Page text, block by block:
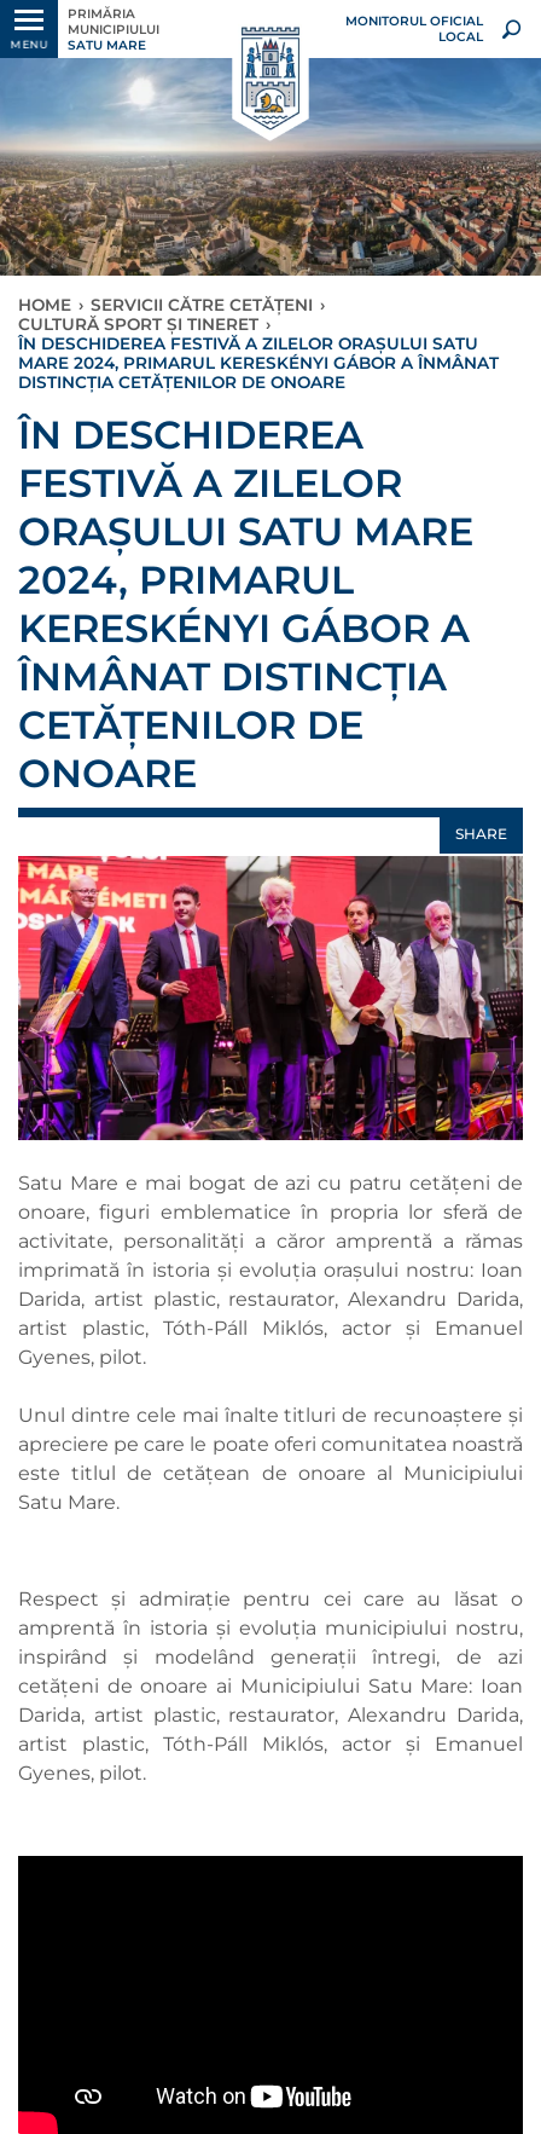
MENU
PRIMĂRIA
MUNICIPIULUI
SATU MARE
MONITORUL OFICIAL
LOCAL
HOME › SERVICII CĂTRE CETĂȚENI ›
CULTURĂ SPORT ȘI TINERET ›
ÎN DESCHIDEREA FESTIVĂ A ZILELOR ORAȘULUI SATU
MARE 2024, PRIMARUL KERESKÉNYI GÁBOR A ÎNMÂNAT
DISTINCȚIA CETĂȚENILOR DE ONOARE
ÎN DESCHIDEREA
FESTIVĂ A ZILELOR
ORAȘULUI SATU MARE
2024, PRIMARUL
KERESKÉNYI GÁBOR A
ÎNMÂNAT DISTINCȚIA
CETĂȚENILOR DE
ONOARE
SHARE
Satu Mare e mai bogat de azi cu patru cetățeni de
onoare, figuri emblematice în propria lor sferă de
activitate, personalități a căror amprentă a rămas
imprimată în istoria și evoluția orașului nostru: Ioan
Darida, artist plastic, restaurator, Alexandru Darida,
artist plastic, Tóth-Páll Miklós, actor și Emanuel
Gyenes, pilot.
Unul dintre cele mai înalte titluri de recunoaștere și
apreciere pe care le poate oferi comunitatea noastră
este titlul de cetățean de onoare al Municipiului
Satu Mare.
Respect și admirație pentru cei care au lăsat o
amprentă în istoria și evoluția municipiului nostru,
inspirând și modelând generații întregi, de azi
cetățeni de onoare ai Municipiului Satu Mare: Ioan
Darida, artist plastic, restaurator, Alexandru Darida,
artist plastic, Tóth-Páll Miklós, actor și Emanuel
Gyenes, pilot.